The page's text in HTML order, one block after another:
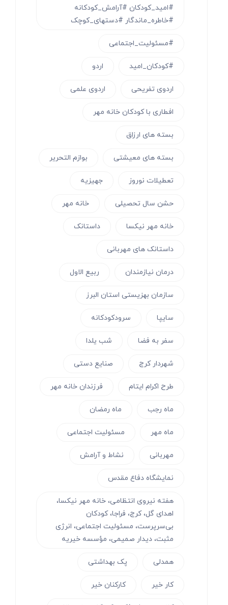
#امید_کودکان #آرامش_کودکانه
#خاطره_ماندگار #دستهای_کوچک
#مسئولیت_اجتماعی
#کودکان_امید اردو
اردوی تفریحی اردوی علمی
افطاری با کودکان خانه مهر
بسته های ارزاق
بسته های معیشتی بوازم التحریر
تعطیلات نوروز جهیزیه
حشن سال تحصیلی خانه مهر
خانه مهر نیکسا داستانک
داستانک های مهربانی
درمان نیازمندان ربیع الاول
سازمان بهزیستی استان البرز
سایپا سرودکودکانه
سفر به فضا شب یلدا
شهردار کرج صنایع دستی
طرح اکرام ایتام فرزندان خانه مهر
ماه رجب ماه رمضان
ماه مهر مسئولیت اجتماعی
مهربانی نشاط و آرامش
نمایشگاه دفاع مقدس
هفته نیروی انتظامی، خانه مهر نیکسا،
اهدای گل، کرج، فراجا، کودکان
بی‌سرپرست، مسئولیت اجتماعی، انرژی
مثبت، دیدار صمیمی، مؤسسه خیریه
همدلی پک بهداشتی
کار خیر کارکنان خیر